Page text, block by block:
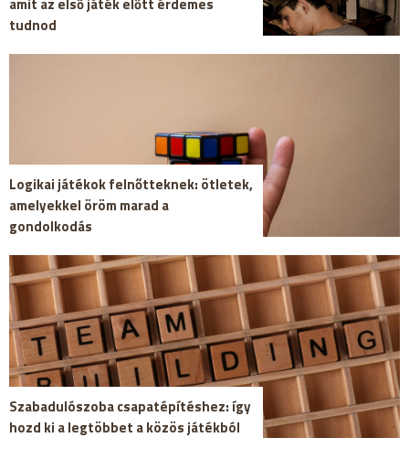
tudnod
Logikai játékok felnőtteknek: ötletek,
amelyekkel öröm marad a
gondolkodás
Szabadulószoba csapatépítéshez: így
hozd ki a legtöbbet a közös játékból